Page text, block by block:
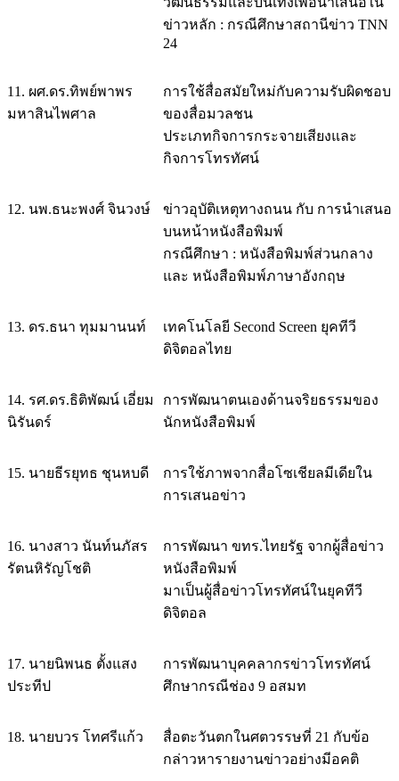
ข่าวหลัก : กรณีศึกษาสถานีข่าว TNN
24
11. ผศ.ดร.ทิพย์พาพร
มหาสินไพศาล
การใช้สื่อสมัยใหม่กับความรับผิดชอบ
ของสื่อมวลชน
ประเภทกิจการกระจายเสียงและ
กิจการโทรทัศน์
12. นพ.ธนะพงศ์ จินวงษ์
ข่าวอุบัติเหตุทางถนน กับ การนำเสนอ
บนหน้าหนังสือพิมพ์
กรณีศึกษา : หนังสือพิมพ์ส่วนกลาง
และ หนังสือพิมพ์ภาษาอังกฤษ
13. ดร.ธนา ทุมมานนท์
เทคโนโลยี Second Screen ยุคทีวี
ดิจิตอลไทย
14. รศ.ดร.ธิติพัฒน์ เอี่ยม
นิรันดร์
การพัฒนาตนเองด้านจริยธรรมของ
นักหนังสือพิมพ์
15. นายธีรยุทธ ชุนหบดี
การใช้ภาพจากสื่อโซเชียลมีเดียใน
การเสนอข่าว
16. นางสาว นันท์นภัสร
รัตนหิรัญโชติ
การพัฒนา ขทร.ไทยรัฐ จากผู้สื่อข่าว
หนังสือพิมพ์
มาเป็นผู้สื่อข่าวโทรทัศน์ในยุคทีวี
ดิจิตอล
17. นายนิพนธ ตั้งแสง
ประทีป
การพัฒนาบุคคลากรข่าวโทรทัศน์
ศึกษากรณีช่อง 9 อสมท
18. นายบวร โทศรีแก้ว
สื่อตะวันตกในศตวรรษที่ 21 กับข้อ
กล่าวหารายงานข่าวอย่างมีอคติ